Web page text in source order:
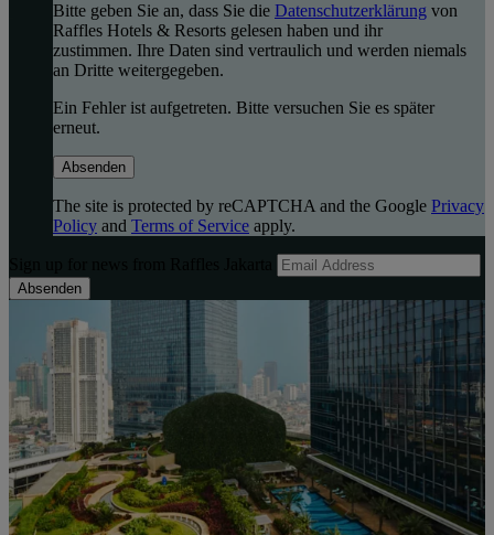
Bitte geben Sie an, dass Sie die Datenschutzerklärung von
Raffles Hotels & Resorts gelesen haben und ihr
zustimmen. Ihre Daten sind vertraulich und werden niemals
an Dritte weitergegeben.
Ein Fehler ist aufgetreten. Bitte versuchen Sie es später
erneut.
Absenden
The site is protected by reCAPTCHA and the Google Privacy
Policy and Terms of Service apply.
Absenden